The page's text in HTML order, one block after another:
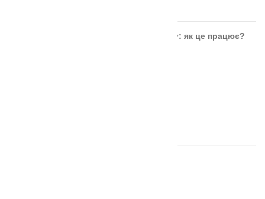
Розвиток дитини через гру: як це працює?